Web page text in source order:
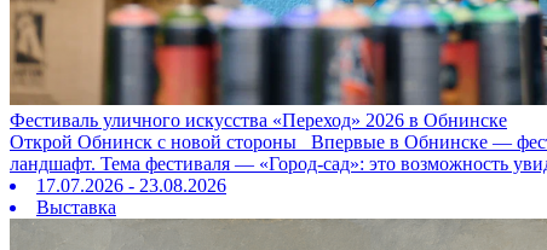
Фестиваль уличного искусства «Переход» 2026 в Обнинске
Открой Обнинск с новой стороны Впервые в Обнинске —
ландшафт. Тема фестиваля — «Город‑сад»: это возможность
17.07.2026 - 23.08.2026
Выставка